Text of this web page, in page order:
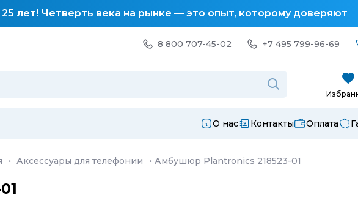
лет! Четверть века на рынке — это опыт, которому доверяют
8 800 707-45-02 +7 495 799-96-69
О нас Контакты Оплата
· Аксессуары для телефонии · Амбушюр Plantronics 218523-01